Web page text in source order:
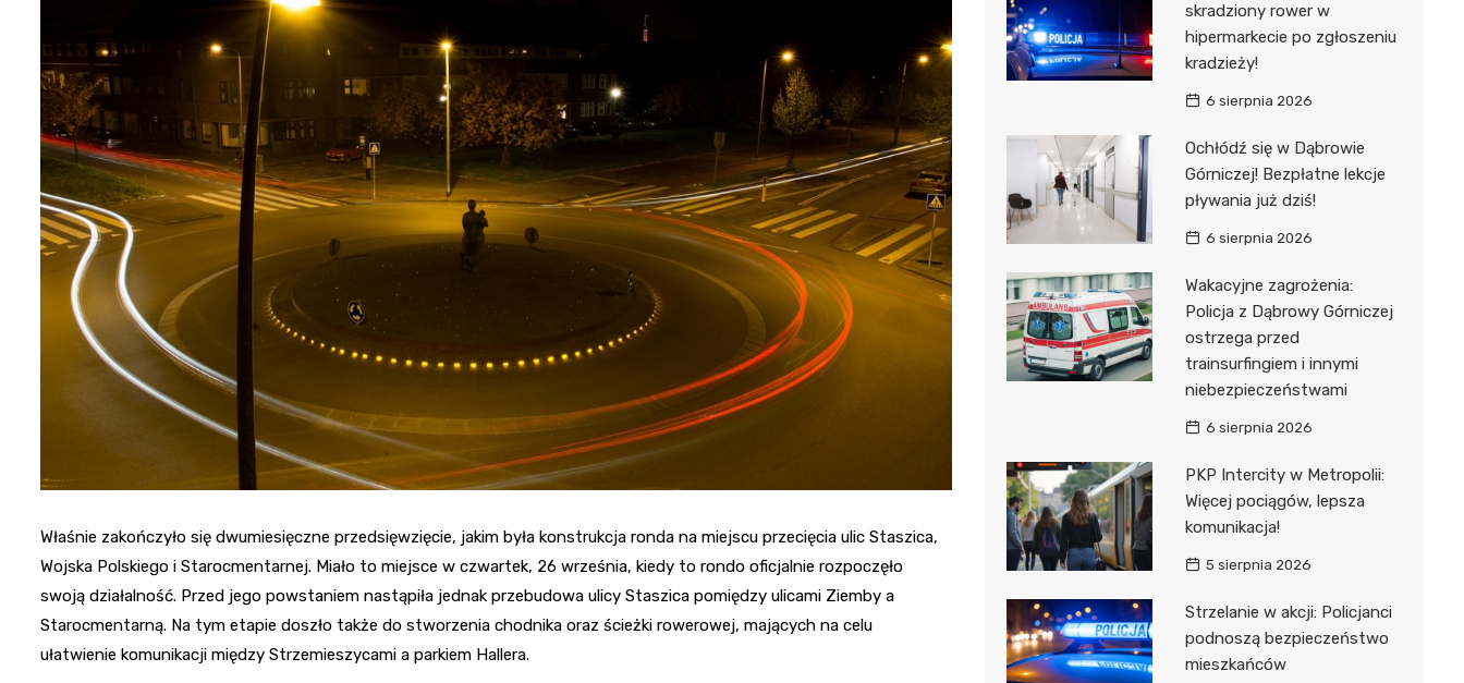
Poczta
Kino
Księgarnia
Właśnie zakończyło się dwumiesięczne przedsięwzięcie, jakim była konstrukcja ronda na miejscu przecięcia ulic Staszica,
Wojska Polskiego i Starocmentarnej. Miało to miejsce w czwartek, 26 września, kiedy to rondo oficjalnie rozpoczęło
swoją działalność. Przed jego powstaniem nastąpiła jednak przebudowa ulicy Staszica pomiędzy ulicami Ziemby a
Starocmentarną. Na tym etapie doszło także do stworzenia chodnika oraz ścieżki rowerowej, mających na celu
ułatwienie komunikacji między Strzemieszycami a parkiem Hallera.
skradziony rower w
hipermarkecie po zgłoszeniu
kradzieży!
6 sierpnia 2026
Ochłódź się w Dąbrowie
Górniczej! Bezpłatne lekcje
pływania już dziś!
6 sierpnia 2026
Wakacyjne zagrożenia:
Policja z Dąbrowy Górniczej
ostrzega przed
trainsurfingiem i innymi
niebezpieczeństwami
6 sierpnia 2026
PKP Intercity w Metropolii:
Więcej pociągów, lepsza
komunikacja!
5 sierpnia 2026
Strzelanie w akcji: Policjanci
podnoszą bezpieczeństwo
mieszkańców